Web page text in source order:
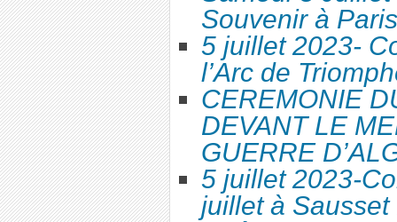
Souvenir à Paris
5 juillet 2023-
l’Arc de
CEREMONIE
DEVANT LE
GUERRE
5 juillet 2023-
juillet à Sausset